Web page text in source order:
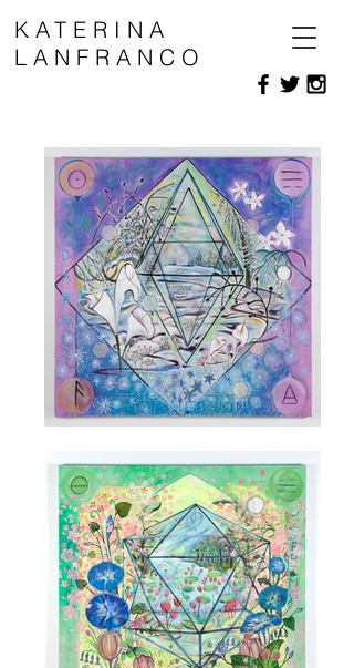
KATERINA
LANFRANCO